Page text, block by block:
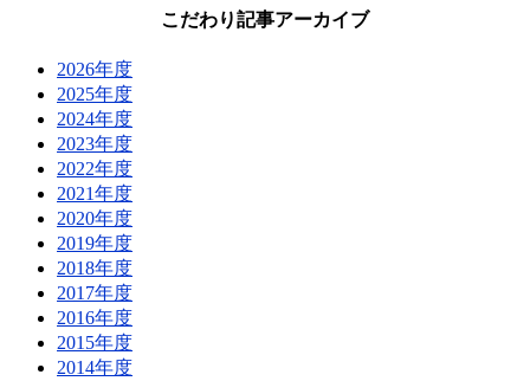
こだわり記事アーカイブ
2026年度
2025年度
2024年度
2023年度
2022年度
2021年度
2020年度
2019年度
2018年度
2017年度
2016年度
2015年度
2014年度